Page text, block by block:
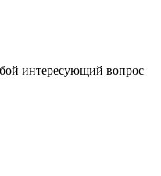
интересующий вопрос